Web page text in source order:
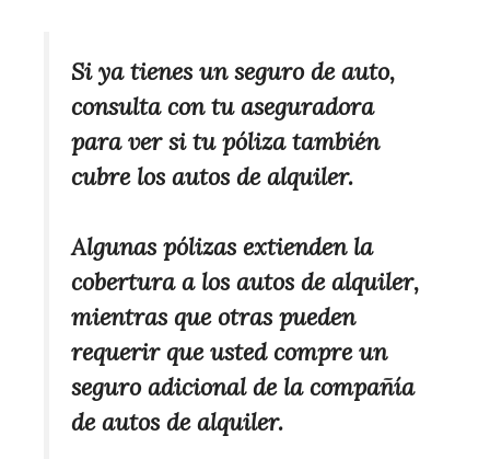
Si ya tienes un seguro de auto,
consulta con tu aseguradora
para ver si tu póliza también
cubre los autos de alquiler.
Algunas pólizas extienden la
cobertura a los autos de alquiler,
mientras que otras pueden
requerir que usted compre un
seguro adicional de la compañía
de autos de alquiler.